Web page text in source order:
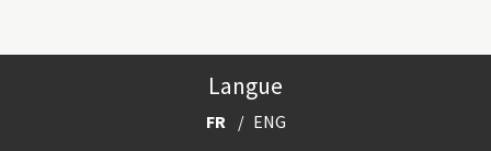
Langue
FR ENG